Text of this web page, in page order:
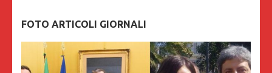
FOTO ARTICOLI GIORNALI